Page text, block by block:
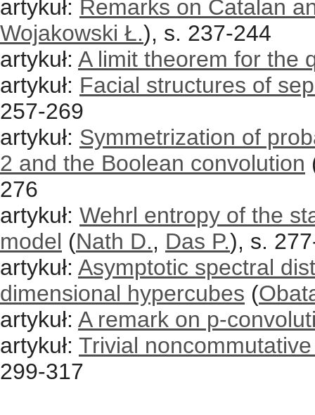
artykuł: Remarks on Catalan
Wojakowski Ł.), s. 237-244
artykuł: A limit theorem for the
artykuł: Facial structures of
257-269
artykuł: Symmetrization of
2 and the Boolean convolution
276
artykuł: Wehrl entropy of the
model (Nath D., Das P.), s.
artykuł: Asymptotic spectral
dimensional hypercubes (
artykuł: A remark on p-
artykuł: Trivial
299-317